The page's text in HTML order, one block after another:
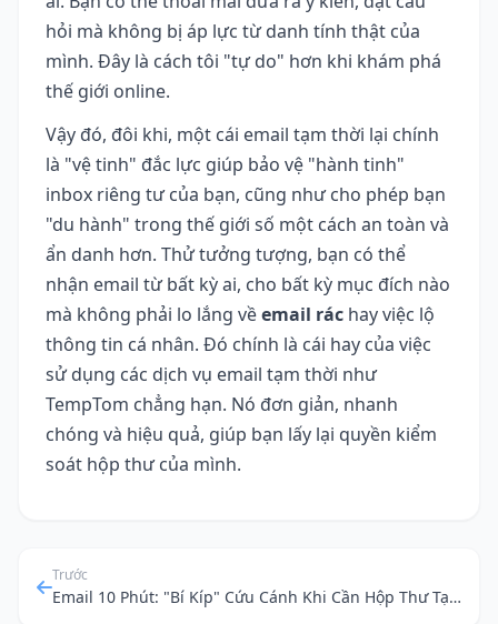
hỏi mà không bị áp lực từ danh tính thật của
mình. Đây là cách tôi "tự do" hơn khi khám phá
thế giới online.
Vậy đó, đôi khi, một cái email tạm thời lại chính
là "vệ tinh" đắc lực giúp bảo vệ "hành tinh"
inbox riêng tư của bạn, cũng như cho phép bạn
"du hành" trong thế giới số một cách an toàn và
ẩn danh hơn. Thử tưởng tượng, bạn có thể
nhận email từ bất kỳ ai, cho bất kỳ mục đích nào
mà không phải lo lắng vềemail rác hay việc lộ
thông tin cá nhân. Đó chính là cái hay của việc
sử dụng các dịch vụ email tạm thời như
TempTom chẳng hạn. Nó đơn giản, nhanh
chóng và hiệu quả, giúp bạn lấy lại quyền kiểm
soát hộp thư của mình.
Trước
Email 10 Phút: "Bí Kíp" Cứu Cánh Khi Cần Hộp Thư Tạm Thời Để "Săn" Khóa Học Miễn Phí